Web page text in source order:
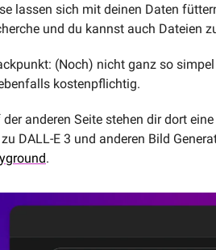
lassen sich mit deinen Daten
und du kannst auch Dateien
(Noch) nicht ganz so
kostenpflichtig.
der anderen Seite stehen dir dort
DALL-E 3 und anderen Bild
.